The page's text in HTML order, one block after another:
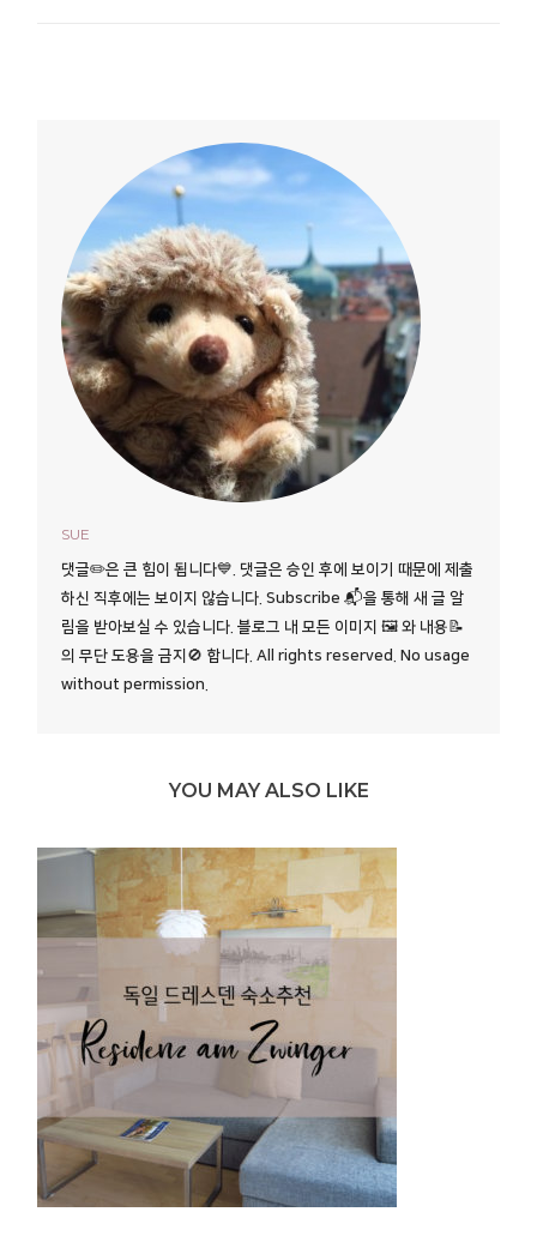
SUE
댓글✏️은 큰 힘이 됩니다💙. 댓글은 승인 후에 보이기 때문에 제출
하신 직후에는 보이지 않습니다. Subscribe 📬을 통해 새 글 알
림을 받아보실 수 있습니다. 블로그 내 모든 이미지 🖼️ 와 내용📝
의 무단 도용을 금지🚫 합니다. All rights reserved. No usage
without permission.
YOU MAY ALSO LIKE